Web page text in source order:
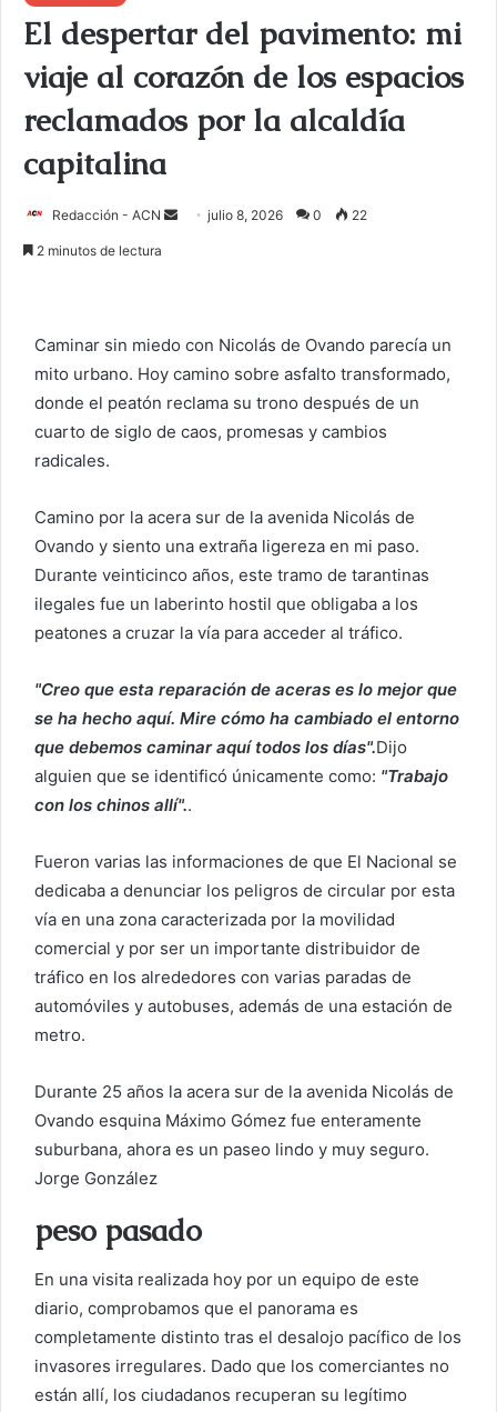
El despertar del pavimento: mi
viaje al corazón de los espacios
reclamados por la alcaldía
capitalina
Redacción - ACN
r
u
n
c
l
e
t
r
ó
n
i
o
julio 8, 2026 0 22
2 minutos de lectura
Caminar sin miedo con Nicolás de Ovando parecía un
mito urbano. Hoy camino sobre asfalto transformado,
donde el peatón reclama su trono después de un
cuarto de siglo de caos, promesas y cambios
radicales.
Camino por la acera sur de la avenida Nicolás de
Ovando y siento una extraña ligereza en mi paso.
Durante veinticinco años, este tramo de tarantinas
ilegales fue un laberinto hostil que obligaba a los
peatones a cruzar la vía para acceder al tráfico.
"Creo que esta reparación de aceras es lo mejor que
se ha hecho aquí. Mire cómo ha cambiado el entorno
que debemos caminar aquí todos los días".Dijo
alguien que se identificó únicamente como: "Trabajo
con los chinos allí"..
Fueron varias las informaciones de que El Nacional se
dedicaba a denunciar los peligros de circular por esta
vía en una zona caracterizada por la movilidad
comercial y por ser un importante distribuidor de
tráfico en los alrededores con varias paradas de
automóviles y autobuses, además de una estación de
metro.
Durante 25 años la acera sur de la avenida Nicolás de
Ovando esquina Máximo Gómez fue enteramente
suburbana, ahora es un paseo lindo y muy seguro.
Jorge González
peso pasado
En una visita realizada hoy por un equipo de este
diario, comprobamos que el panorama es
completamente distinto tras el desalojo pacífico de los
invasores irregulares. Dado que los comerciantes no
están allí, los ciudadanos recuperan su legítimo